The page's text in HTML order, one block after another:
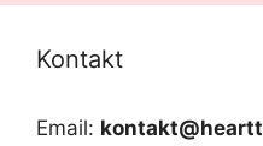
Kontakt
Email: